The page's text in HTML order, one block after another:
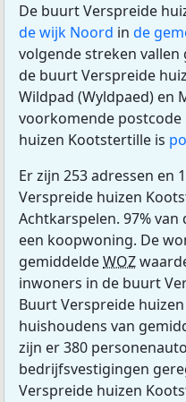
De buurt Verspreide
de wijk Noord in de
volgende streken
de buurt Verspreide
Wildpad (Wyldpaed) en
voorkomende
huizen Kootstertille is
Er zijn 253 adressen en
Verspreide huizen
Achtkarspelen. 97%
een koopwoning. De
gemiddeldeWOZ
inwoners in de buurt
Buurt Verspreide
huishoudens van
zijn er 380
bedrijfsvestigingen
Verspreide huizen